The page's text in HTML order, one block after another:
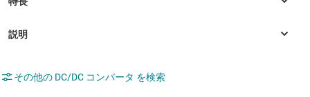
その他の DC/DC コンバータ を検索